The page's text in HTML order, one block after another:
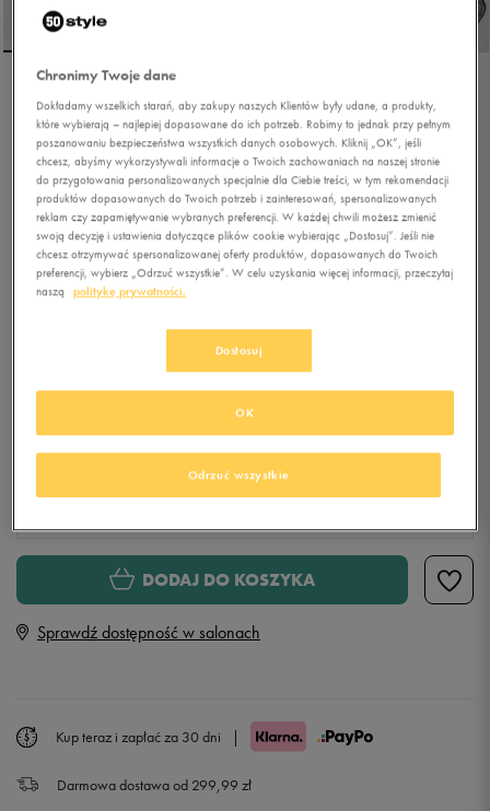
ADIDAS PLECAK HYBRID
BP2
5.0(
149,99zł -20%(cena bezpośrednio przed promocją)
135,99zł -12%(najniższa cena od momentu wprowadzenia produktu)
119,99zł z Vat
+ 750 PKT WKLUBIE 50 STYLE
ONE SIZE DODAJ DO KOSZYKA
Sprawdź dostępność w salonach
Kup teraz i zapłać za 30 dni |
Darmowa dostawa od 299,99 zł
Chronimy Twoje dane
Dokładamy wszelkich starań, aby zakupy naszych Klientów były udane, a produkty,
które wybierają – najlepiej dopasowane do ich potrzeb. Robimy to jednak przy pełnym
poszanowaniu bezpieczeństwa wszystkich danych osobowych. Kliknij „OK”, jeśli
chcesz, abyśmy wykorzystywali informacje o Twoich zachowaniach na naszej stronie
do przygotowania personalizowanych specjalnie dla Ciebie treści, w tym rekomendacji
produktów dopasowanych do Twoich potrzeb i zainteresowań, spersonalizowanych
reklam czy zapamiętywanie wybranych preferencji. W każdej chwili możesz zmienić
swoją decyzję i ustawienia dotyczące plików cookie wybierając „Dostosuj”. Jeśli nie
chcesz otrzymywać spersonalizowanej oferty produktów, dopasowanych do Twoich
preferencji, wybierz „Odrzuć wszystkie”. W celu uzyskania więcej informacji, przeczytaj
naszą
politykę prywatności.
Dostosuj
Odrzuć wszystkie
OK